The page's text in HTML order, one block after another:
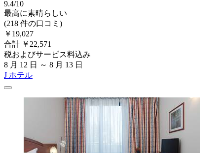
9.4/10
最高に素晴らしい
(218 件の口コミ)
￥19,027
合計 ￥22,571
税およびサービス料込み
8 月 12 日 ～ 8 月 13 日
J ホテル